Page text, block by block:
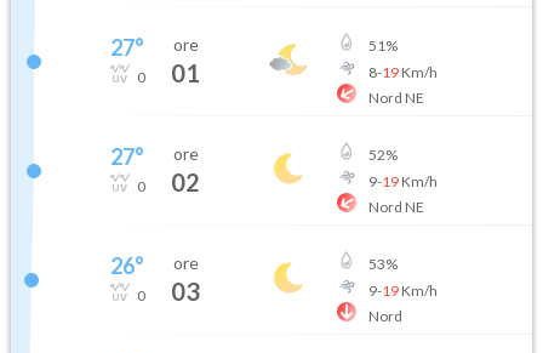
27°
0
ore
01
51%
8-19Km/h
Nord NE
27°
0
ore
02
52%
9-19Km/h
Nord NE
26°
0
ore
03
53%
9-19Km/h
Nord